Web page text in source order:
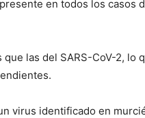
en todos los casos
las del SARS-CoV-2, lo
virus identificado en